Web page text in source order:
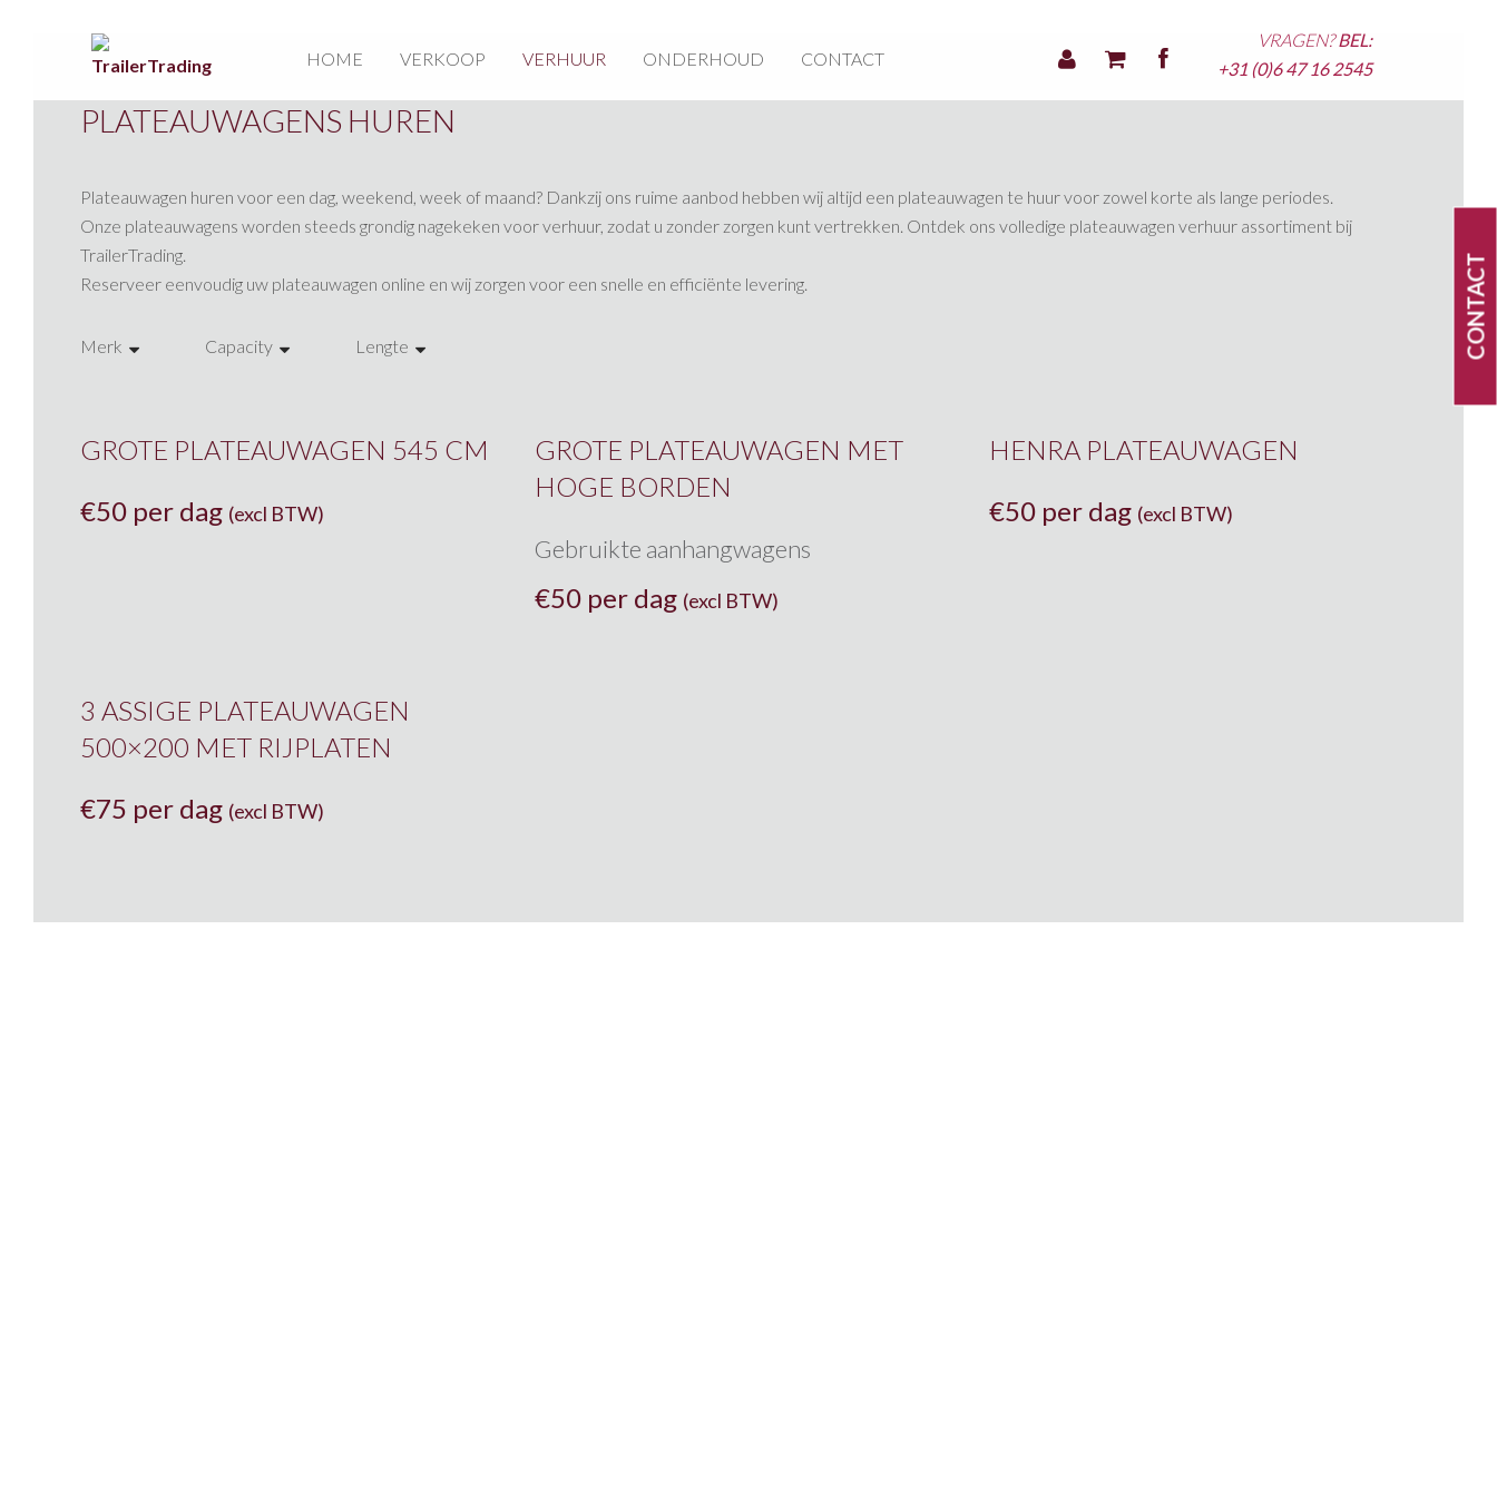
HOME VERKOOP VERHUUR ONDERHOUD CONTACT
VRAGEN?BEL:
+31 (0)6 47 16 2545
PLATEAUWAGENS HUREN
Plateauwagen huren voor een dag, weekend, week of maand? Dankzij ons ruime aanbod hebben wij altijd een plateauwagen te huur voor zowel korte als lange periodes.
Onze plateauwagens worden steeds grondig nagekeken voor verhuur, zodat u zonder zorgen kunt vertrekken. Ontdek ons volledige plateauwagen verhuur assortiment bij
TrailerTrading.
Reserveer eenvoudig uw plateauwagen online en wij zorgen voor een snelle en efficiënte levering.
Merk
Henra
Capacity
2700 kg
Lengte
425
GROTE PLATEAUWAGEN 545 CM
€50 per dag (excl BTW)
GROTE PLATEAUWAGEN MET
HOGE BORDEN
Gebruikte aanhangwagens
€50 per dag (excl BTW)
HENRA PLATEAUWAGEN
€50 per dag (excl BTW)
3 ASSIGE PLATEAUWAGEN
500×200 MET RIJPLATEN
€75 per dag (excl BTW)
CONTACT